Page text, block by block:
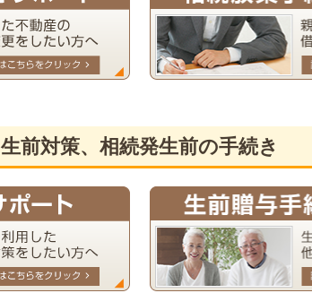
生前対策、相続発生前の手続き